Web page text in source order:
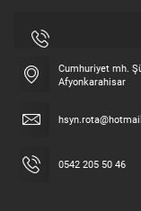
Cumhuriyet mh.
Afyonkarahisar
0542 205 50 46